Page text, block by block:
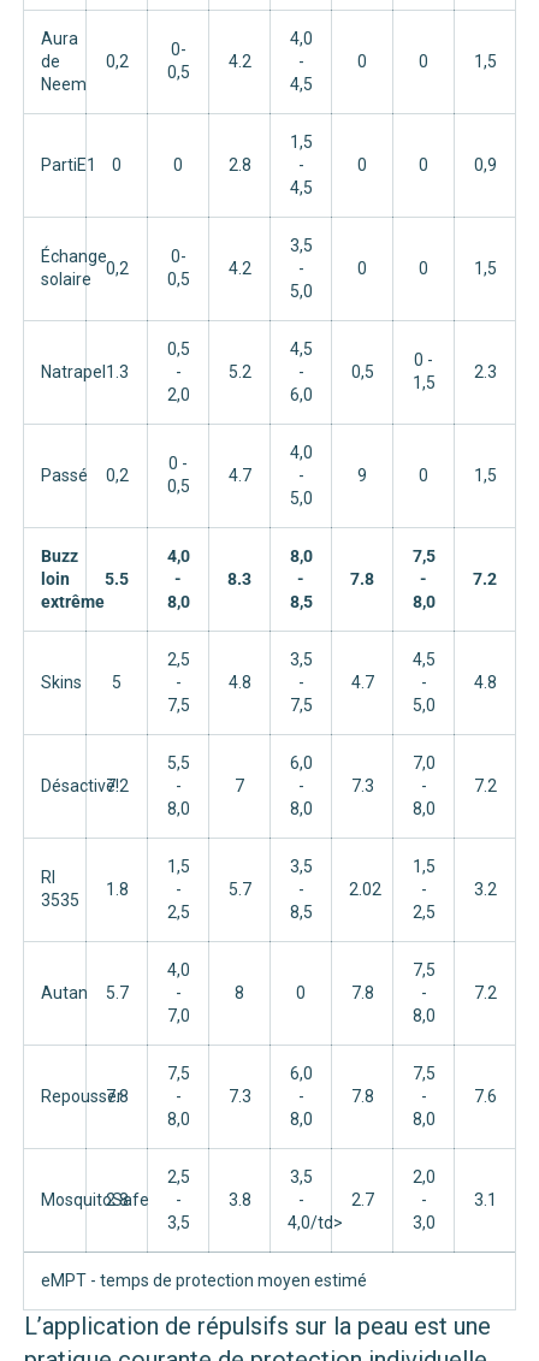
Aura
de
Neem
0,2
0-
0,5
4.2
4,0
-
4,5
0 0 1,5
PartiE1 0 0 2.8
1,5
-
4,5
0 0 0,9
Échange
solaire
0,2
0-
0,5
4.2
3,5
-
5,0
0 0 1,5
Natrapel 1.3
0,5
-
2,0
5.2
4,5
-
6,0
0,5
0 -
1,5
2.3
Passé 0,2
0 -
0,5
4.7
4,0
-
5,0
9 0 1,5
Buzz
loin
extrême
5.5
4,0
-
8,0
8.3
8,0
-
8,5
7.8
7,5
-
8,0
7.2
Skins 5
2,5
-
7,5
4.8
3,5
-
7,5
4.7
4,5
-
5,0
4.8
Désactivé!7.2
5,5
-
8,0
7
6,0
-
8,0
7.3
7,0
-
8,0
7.2
RI
3535
1.8
1,5
-
2,5
5.7
3,5
-
8,5
2.02
1,5
-
2,5
3.2
Autan 5.7
4,0
-
7,0
8 0 7.8
7,5
-
8,0
7.2
Repousser
7.8
7,5
-
8,0
7.3
6,0
-
8,0
7.8
7,5
-
8,0
7.6
MosquitoSafe
2.8
2,5
-
3,5
3.8
3,5
-
4,0/td>
2.7
2,0
-
3,0
3.1
eMPT - temps de protection moyen estimé
L’application de répulsifs sur la peau est une